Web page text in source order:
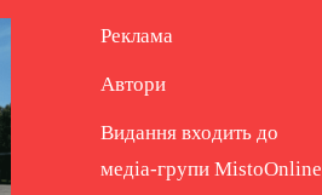
Реклама
Автори
Видання входить до
медіа-групи MistoOnline